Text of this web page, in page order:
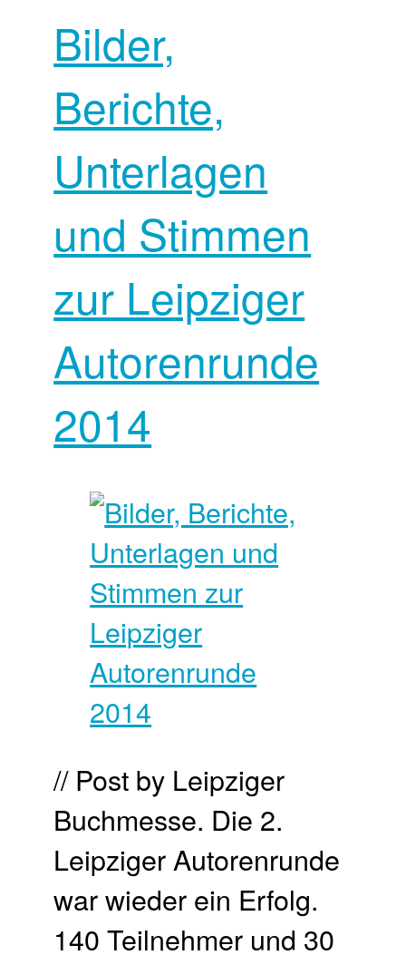
Bilder,
Berichte,
Unterlagen
und Stimmen
zur Leipziger
Autorenrunde
2014
// Post by Leipziger
Buchmesse. Die 2.
Leipziger Autorenrunde
war wieder ein Erfolg.
140 Teilnehmer und 30